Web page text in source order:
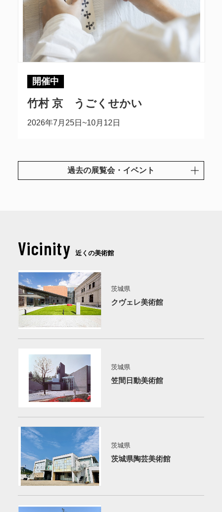
開催中
竹村 京 うごくせかい
2026年7月25日~10月12日
過去の展覧会・イベント
Vicinity 近くの美術館
茨城県
クヴェレ美術館
茨城県
笠間日動美術館
茨城県
茨城県陶芸美術館